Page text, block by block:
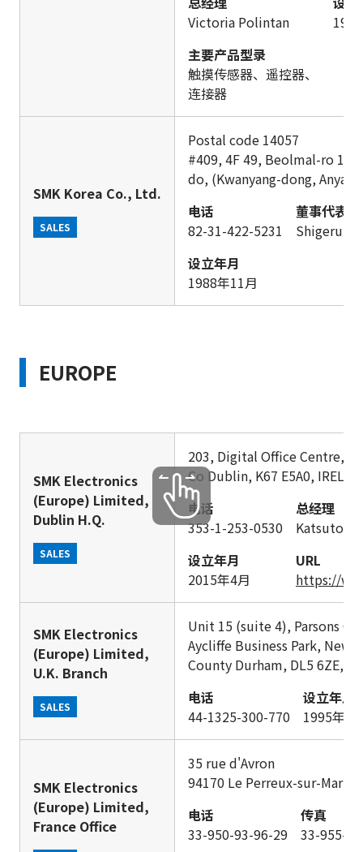
Victoria Polintan
主要产品型录
触摸传感器、遥控器、
连接器
SMK Korea Co., Ltd.
SALES
Postal code 14057
#409, 4F 49, Beolmal-ro
do, (Kwanyang-dong,
电话
82-31-422-5231
董事代表
Shigeru
设立年月
1988年11月
EUROPE
SMK Electronics
(Europe) Limited,
Dublin H.Q.
SALES
203, Digital Office Centre,
Co Dublin, K67 E5A0,
电话
353-1-253-0530
总经理
设立年月
2015年4月
URL
https://
SMK Electronics
(Europe) Limited,
U.K. Branch
SALES
Unit 15 (suite 4), Parsons
Aycliffe Business Park,
County Durham, DL5 6ZE,
电话
44-1325-300-770
设立年月
1995年4
SMK Electronics
(Europe) Limited,
France Office
35 rue d'Avron
94170 Le Perreux-sur-Marne,
电话
33-950-93-96-29
传真
33-955-